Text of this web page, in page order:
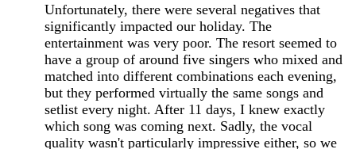
Unfortunately, there were several negatives that
significantly impacted our holiday. The
entertainment was very poor. The resort seemed to
have a group of around five singers who mixed and
matched into different combinations each evening,
but they performed virtually the same songs and
setlist every night. After 11 days, I knew exactly
which song was coming next. Sadly, the vocal
quality wasn't particularly impressive either, so we